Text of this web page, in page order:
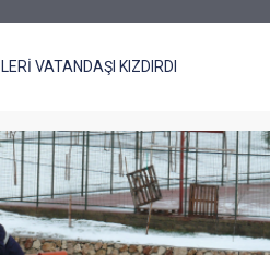
VATANDAŞI KIZDIRDI